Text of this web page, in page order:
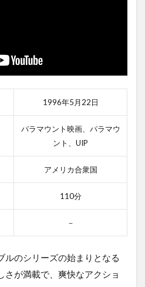
1996年5月22日
パラマウント映画、パラマウ
ント、UIP
アメリカ合衆国
110分
－
ルのシリーズの始まりとなる
さが満載で、爽快なアクショ